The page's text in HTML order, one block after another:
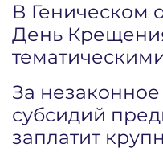
В Геническом
День
За
субсидий
заплатит